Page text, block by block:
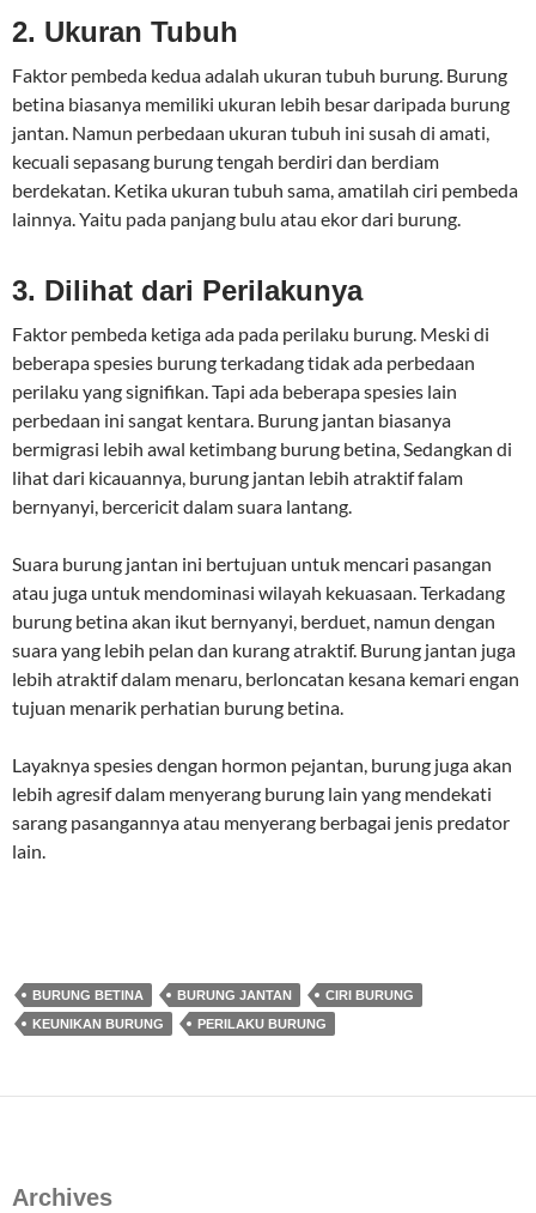
2. Ukuran Tubuh
Faktor pembeda kedua adalah ukuran tubuh burung. Burung
betina biasanya memiliki ukuran lebih besar daripada burung
jantan. Namun perbedaan ukuran tubuh ini susah di amati,
kecuali sepasang burung tengah berdiri dan berdiam
berdekatan. Ketika ukuran tubuh sama, amatilah ciri pembeda
lainnya. Yaitu pada panjang bulu atau ekor dari burung.
3. Dilihat dari Perilakunya
Faktor pembeda ketiga ada pada perilaku burung. Meski di
beberapa spesies burung terkadang tidak ada perbedaan
perilaku yang signifikan. Tapi ada beberapa spesies lain
perbedaan ini sangat kentara. Burung jantan biasanya
bermigrasi lebih awal ketimbang burung betina, Sedangkan di
lihat dari kicauannya, burung jantan lebih atraktif falam
bernyanyi, bercericit dalam suara lantang.
Suara burung jantan ini bertujuan untuk mencari pasangan
atau juga untuk mendominasi wilayah kekuasaan. Terkadang
burung betina akan ikut bernyanyi, berduet, namun dengan
suara yang lebih pelan dan kurang atraktif. Burung jantan juga
lebih atraktif dalam menaru, berloncatan kesana kemari engan
tujuan menarik perhatian burung betina.
Layaknya spesies dengan hormon pejantan, burung juga akan
lebih agresif dalam menyerang burung lain yang mendekati
sarang pasangannya atau menyerang berbagai jenis predator
lain.
BURUNG BETINA BURUNG JANTAN
CIRI BURUNG
KEUNIKAN BURUNG
PERILAKU BURUNG
Archives